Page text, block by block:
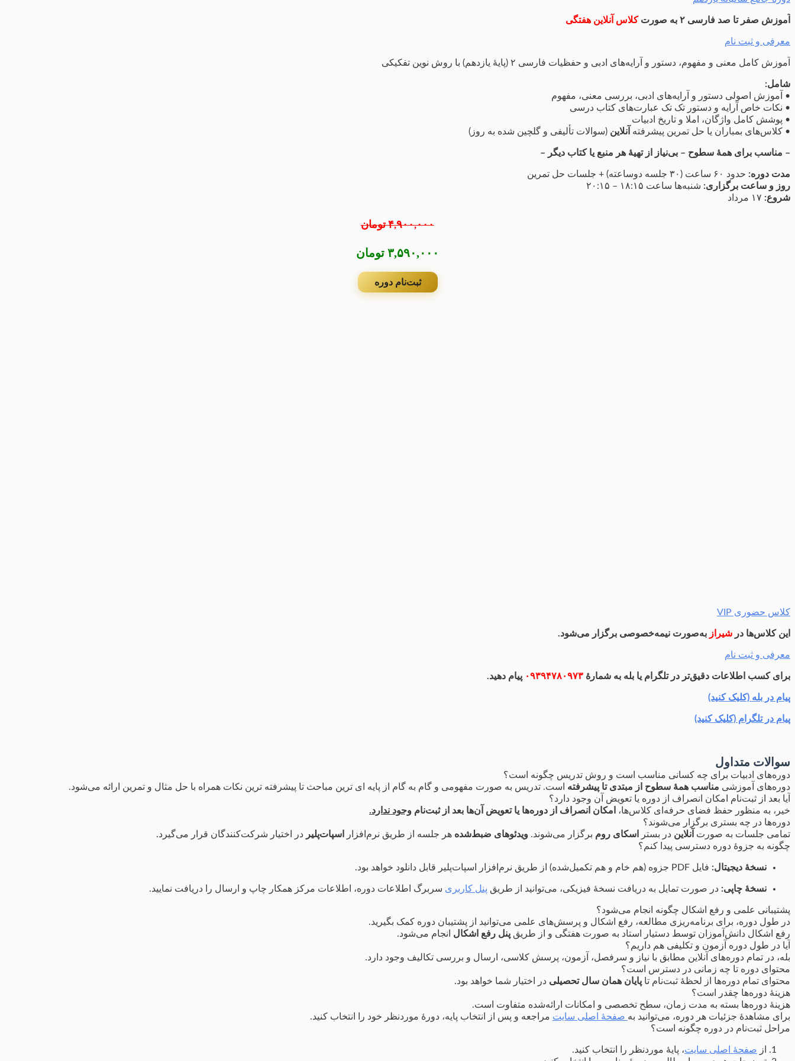
آموزش صفر تا صد فارسی ۲ به صورت کلاس آنلاین هفتگی
معرفی و ثبت نام
آموزش کامل معنی و مفهوم، دستور و آرایه‌های ادبی و حفظیات فارسی ۲ (پایۀ یازدهم) با روش نوین تفکیکی
شامل:
• آموزش اصولی دستور و آرایه‌های ادبی، بررسی معنی، مفهوم
• نکات خاص آرایه و دستور تک تک عبارت‌های کتاب درسی
• پوشش کامل واژگان، املا و تاریخ ادبیات
• کلاس‌های بمباران یا حل تمرین پیشرفته آنلاین (سوالات تألیفی و گلچین شده به روز)
– مناسب برای همۀ سطوح – بی‌نیاز از تهیۀ هر منبع یا کتاب دیگر –
مدت دوره: حدود ۶۰ ساعت (۳۰ جلسه دوساعته) + جلسات حل تمرین
روز و ساعت برگزاری: شنبه‌ها ساعت ۱۸:۱۵ – ۲۰:۱۵
شروع:
۴,۹۰۰,۰۰۰ تومان
۳,۵۹۰,۰۰۰ تومان
ثبت‌نام دوره
کلاس حضوری VIP
این کلاس‌ها در شیراز به‌صورت نیمه‌خصوصی برگزار می‌شود.
معرفی و ثبت نام
برای کسب اطلاعات دقیق‌تر در تلگرام یا بله به شمارۀ ۰۹۳۹۴۷۸۰۹۷۳ پیام دهید.
پیام در بله (کلیک کنید)
پیام در تلگرام (کلیک کنید)
سوالات متداول
دوره‌های ادبیات برای چه کسانی مناسب است و روش تدریس چگونه است؟
دوره‌های آموزشی مناسب همۀ سطوح از مبتدی تا پیشرفته است. تدریس به صورت مفهومی و گام‌ به‌ گام از پایه‌ ای‌ ترین مباحث تا پیشرفته‌ ترین نکات همراه با حل مثال و تمرین ارائه می‌شود.
آیا بعد از ثبت‌نام امکان انصراف از دوره یا تعویض آن وجود دارد؟
خیر، به منظور حفظ فضای حرفه‌ای کلاس‌ها،
امکان انصراف از دوره‌ها یا تعویض آن‌ها بعد از ثبت‌نام وجود ندارد.
دوره‌ها در چه بستری برگزار می‌شوند؟
تمامی جلسات به صورت آنلاین در بستر اسکای روم برگزار می‌شوند. ویدئوهای ضبط‌شده هر جلسه از طریق نرم‌افزار اسپات‌پلیر در اختیار شرکت‌کنندگان قرار می‌گیرد.
چگونه به جزوۀ دوره دسترسی پیدا کنم؟
نسخۀ دیجیتال: فایل PDF جزوه (هم خام و هم تکمیل‌شده) از طریق نرم‌افزار اسپات‌پلیر قابل دانلود خواهد بود.
نسخۀ چاپی: در صورت تمایل به دریافت نسخۀ فیزیکی، می‌توانید از طریق پنل کاربری سربرگ اطلاعات دوره، اطلاعات مرکز همکار چاپ و ارسال را دریافت نمایید.
پشتیبانی علمی و رفع اشکال چگونه انجام می‌شود؟
در طول دوره، برای برنامه‌ریزی مطالعه، رفع اشکال و پرسش‌های علمی می‌توانید از پشتیبان دوره کمک بگیرید.
رفع اشکال دانش‌آموزان توسط دستیار استاد به صورت هفتگی و از طریق پنل رفع اشکال انجام می‌شود.
آیا در طول دوره آزمون و تکلیفی هم داریم؟
بله، در تمام دوره‌های آنلاین مطابق با نیاز و سرفصل، آزمون، پرسش کلاسی، ارسال و بررسی تکالیف وجود دارد.
محتوای دوره تا چه زمانی در دسترس است؟
محتوای تمام دوره‌ها از لحظۀ ثبت‌نام تا پایان همان سال تحصیلی در اختیار شما خواهد بود.
هزینۀ دوره‌ها چقدر است؟
هزینۀ دوره‌ها بسته به مدت زمان، سطح تخصصی و امکانات ارائه‌شده متفاوت است.
برای مشاهدۀ جزئیات هر دوره، می‌توانید به صفحۀ اصلی سایت مراجعه و پس از انتخاب پایه، دورۀ موردنظر خود را انتخاب کنید.
مراحل ثبت‌نام در دوره چگونه است؟
از صفحۀ اصلی سایت، پایۀ موردنظر را انتخاب کنید.